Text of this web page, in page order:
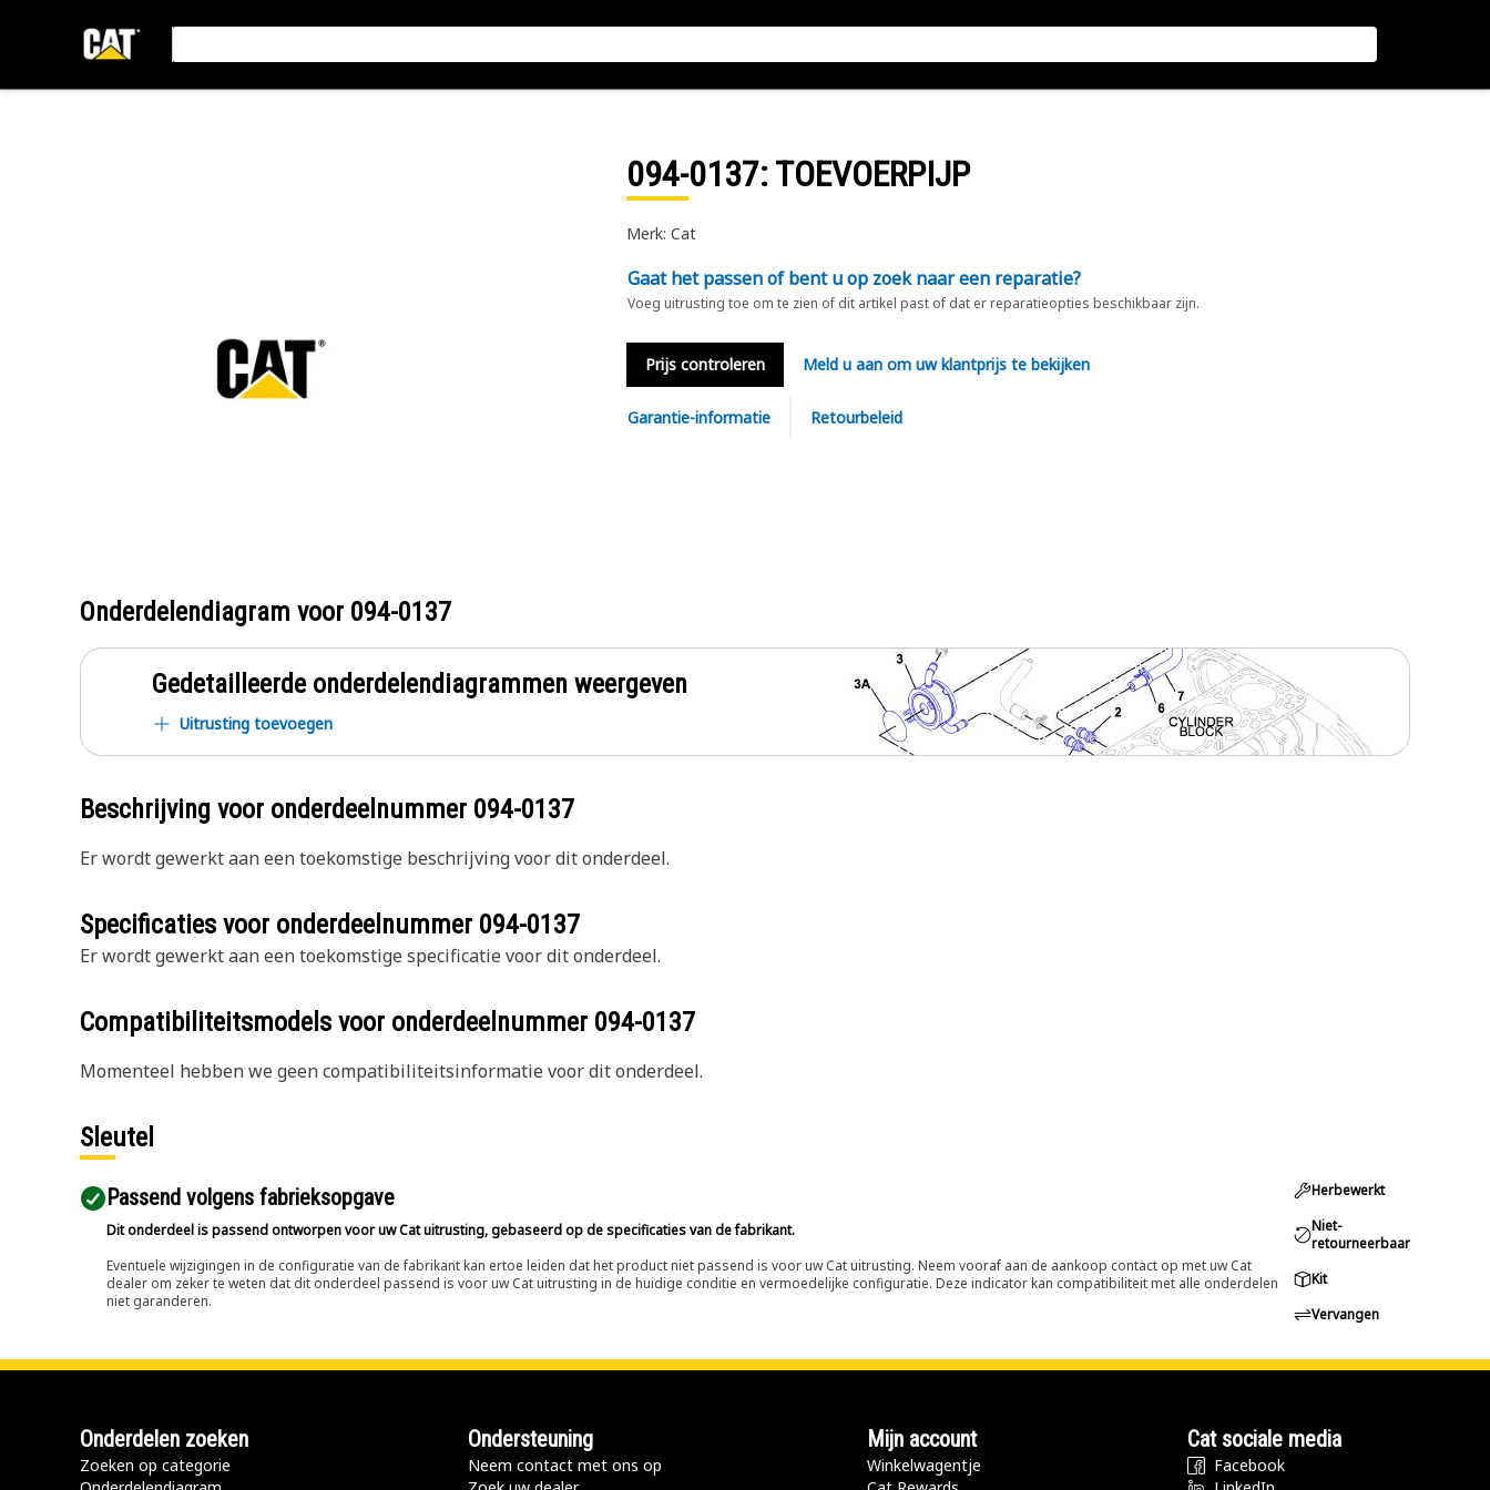
094-0137: TOEVOERPIJP
Merk: Cat
Gaat het passen of bent u op zoek naar een reparatie?
Voeg uitrusting toe om te zien of dit artikel past of dat er reparatieopties beschikbaar zijn.
Prijs controleren Meld u aan om uw klantprijs te bekijken
Garantie-informatie Retourbeleid
Onderdelendiagram voor 094-0137
Gedetailleerde onderdelendiagrammen weergeven
Uitrusting toevoegen
Beschrijving voor onderdeelnummer 094-0137
Er wordt gewerkt aan een toekomstige beschrijving voor dit onderdeel.
Specificaties voor onderdeelnummer 094-0137
Er wordt gewerkt aan een toekomstige specificatie voor dit onderdeel.
Compatibiliteitsmodels voor onderdeelnummer 094-0137
Momenteel hebben we geen compatibiliteitsinformatie voor dit onderdeel.
Sleutel
Passend volgens fabrieksopgave
Dit onderdeel is passend ontworpen voor uw Cat uitrusting, gebaseerd op de specificaties van de fabrikant.
Eventuele wijzigingen in de configuratie van de fabrikant kan ertoe leiden dat het product niet passend is voor uw Cat uitrusting. Neem vooraf aan de aankoop contact op met uw Cat
dealer om zeker te weten dat dit onderdeel passend is voor uw Cat uitrusting in de huidige conditie en vermoedelijke configuratie. Deze indicator kan compatibiliteit met alle onderdelen
niet garanderen.
Herbewerkt
Niet-
retourneerbaar
Kit
Vervangen
Onderdelen zoeken
Zoeken op categorie
Ondersteuning
Neem contact met ons op
Mijn account
Winkelwagentje
Cat sociale media
Facebook